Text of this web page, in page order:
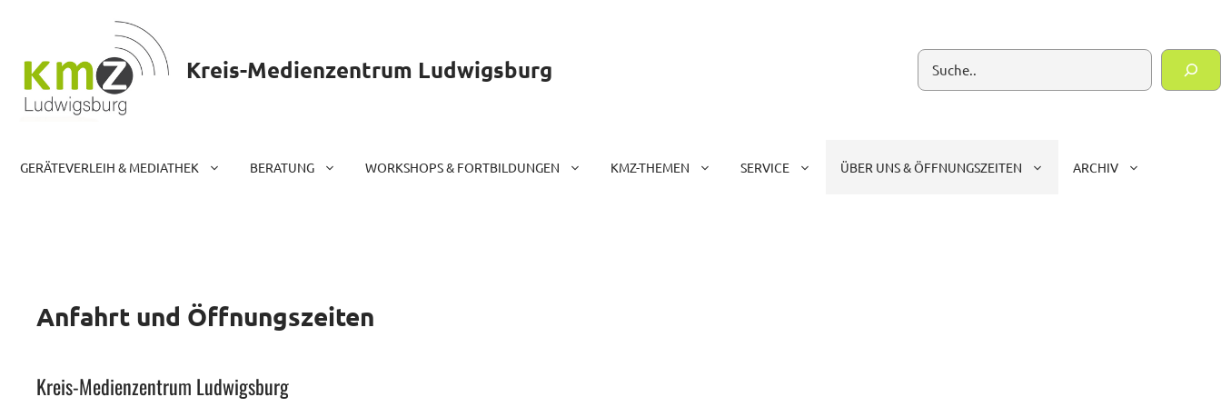
Kreis-Medienzentrum Ludwigsburg Suchen
GERÄTEVERLEIH & MEDIATHEK BERATUNG WORKSHOPS & FORTBILDUNGEN KMZ-THEMEN SERVICE ÜBER UNS & ÖFFNUNGSZEITEN ARCHIV
Anfahrt und Öffnungszeiten
Kreis-Medienzentrum Ludwigsburg